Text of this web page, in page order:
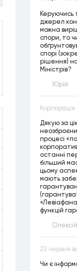
Керуючись
джерел
можна
спори, то
спорі
рішення)
Міністрів?
Юрій
Корпорація
Дякую за
процесі
останні
більший
цьому
мають
функцій
Олексій
Чи є